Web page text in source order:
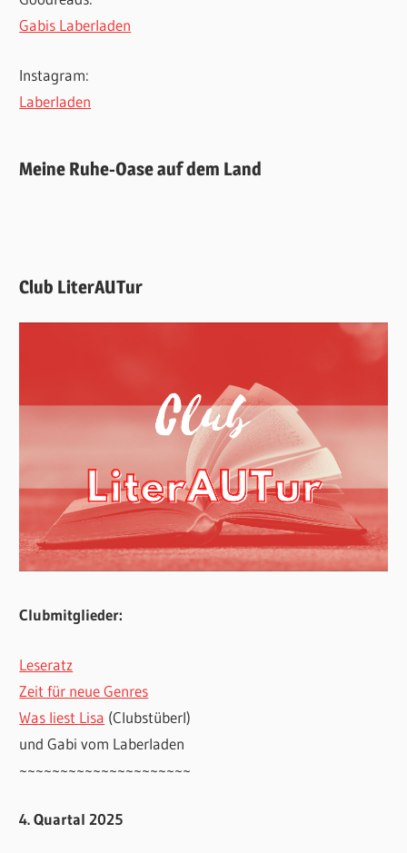
Gabis Laberladen
Instagram:
Laberladen
Meine Ruhe-Oase auf dem Land
Club LiterAUTur
Clubmitglieder:
Leseratz
Zeit für neue Genres
Was liest Lisa (Clubstüberl)
und Gabi vom Laberladen
~~~~~~~~~~~~~~~~~~~~~
4. Quartal 2025